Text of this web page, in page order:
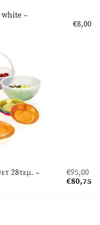
white –
€8,00
28τεμ. –
€95,00
Original
€80,75